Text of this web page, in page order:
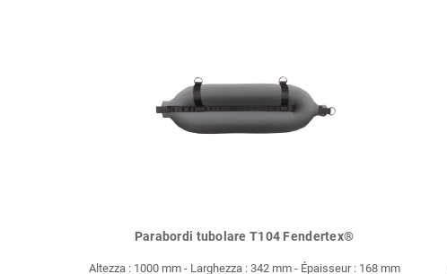
Parabordi tubolare T104 Fendertex®
Altezza : 1000 mm - Larghezza : 342 mm - Épaisseur : 168 mm